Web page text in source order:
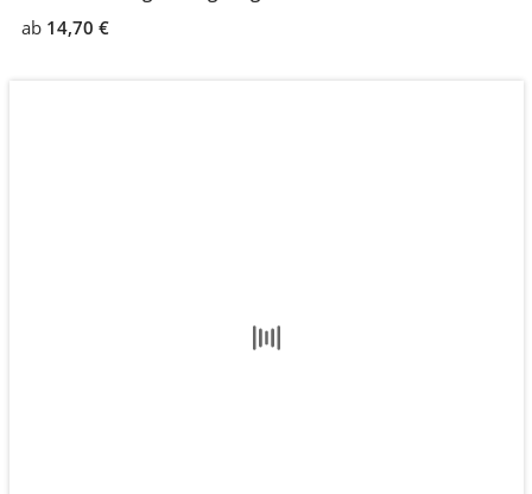
ab 14,70 €